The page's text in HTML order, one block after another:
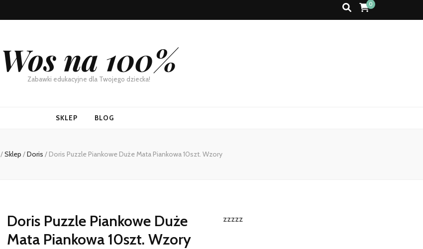
0
Wos na 100%
Zabawki edukacyjne dla Twojego dziecka!
SKLEP BLOG
/Sklep /Doris / Doris Puzzle Piankowe Duże Mata Piankowa 10szt. Wzory
Doris Puzzle Piankowe Duże
Mata Piankowa 10szt. Wzory
zzzzz